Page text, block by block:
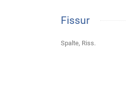
Fissur
Spalte, Riss.